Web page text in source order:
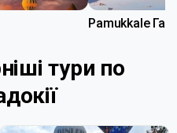
Pamukkale
тури по